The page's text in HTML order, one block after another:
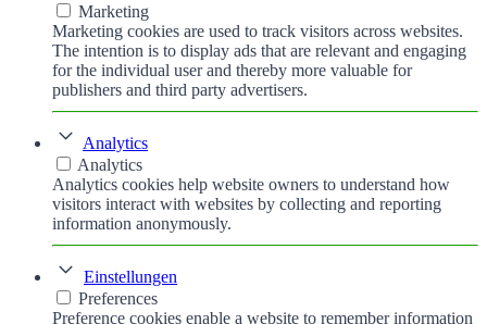
Marketing
Marketing cookies are used to track visitors across websites.
The intention is to display ads that are relevant and engaging
for the individual user and thereby more valuable for
publishers and third party advertisers.
Analytics
Analytics
Analytics cookies help website owners to understand how
visitors interact with websites by collecting and reporting
information anonymously.
Einstellungen
Preferences
Preference cookies enable a website to remember information